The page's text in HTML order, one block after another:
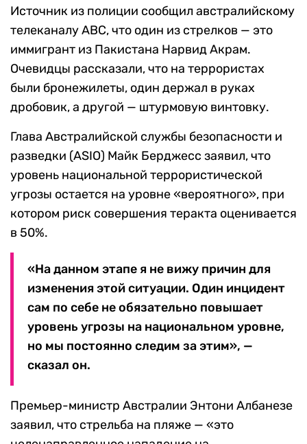
Источник из полиции сообщил австралийскому
телеканалу АВС, что один из стрелков — это
иммигрант из Пакистана Нарвид Акрам.
Очевидцы рассказали, что на террористах
были бронежилеты, один держал в руках
дробовик, а другой — штурмовую винтовку.
Глава Австралийской службы безопасности и
разведки (ASIO) Майк Берджесс заявил, что
уровень национальной террористической
угрозы остается на уровне «вероятного», при
котором риск совершения теракта оценивается
в 50%.
«На данном этапе я не вижу причин для
изменения этой ситуации. Один инцидент
сам по себе не обязательно повышает
уровень угрозы на национальном уровне,
но мы постоянно следим за этим», —
сказал он.
Премьер-министр Австралии Энтони Албанезе
заявил, что стрельба на пляже — «это